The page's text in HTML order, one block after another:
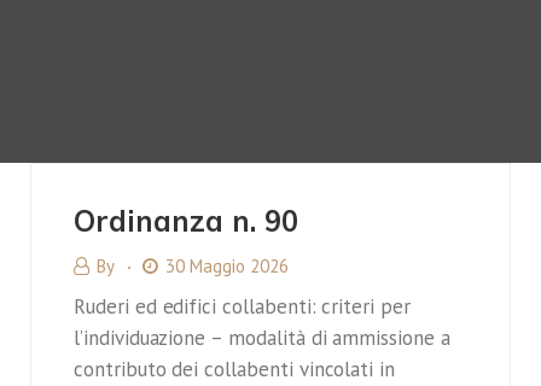
Ordinanza n. 90
By 30 Maggio 2026
Ruderi ed edifici collabenti: criteri per
l’individuazione – modalità di ammissione a
contributo dei collabenti vincolati in